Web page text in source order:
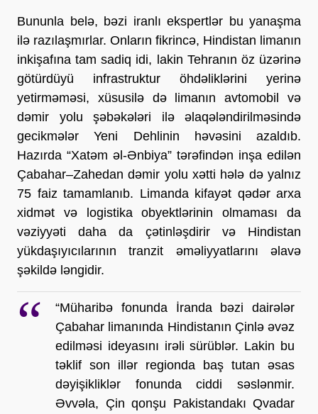
Bununla belə, bəzi iranlı ekspertlər bu yanaşma
ilə razılaşmırlar. Onların fikrincə, Hindistan limanın
inkişafına tam sadiq idi, lakin Tehranın öz üzərinə
götürdüyü infrastruktur öhdəliklərini yerinə
yetirməməsi, xüsusilə də limanın avtomobil və
dəmir yolu şəbəkələri ilə əlaqələndirilməsində
gecikmələr Yeni Dehlinin həvəsini azaldıb.
Hazırda “Xatəm əl-Ənbiya” tərəfindən inşa edilən
Çabahar–Zahedan dəmir yolu xətti hələ də yalnız
75 faiz tamamlanıb. Limanda kifayət qədər arxa
xidmət və logistika obyektlərinin olmaması da
vəziyyəti daha da çətinləşdirir və Hindistan
yükdaşıyıcılarının tranzit əməliyyatlarını əlavə
şəkildə ləngidir.
“Müharibə fonunda İranda bəzi dairələr
Çabahar limanında Hindistanın Çinlə əvəz
edilməsi ideyasını irəli sürüblər. Lakin bu
təklif son illər regionda baş tutan əsas
dəyişikliklər fonunda ciddi səslənmir.
Əvvəla, Çin qonşu Pakistandakı Qvadar